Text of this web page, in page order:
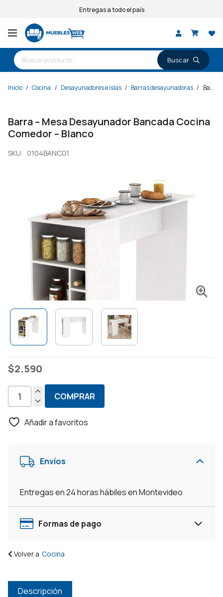
Entregas a todo el país
Búsqueda
de
productos
Inicio / Cocina / Desayunadores e islas / Barras desayunadoras / Barra – Mesa Desayunador Bancada Cocina Comedor – Blanco
Barra – Mesa Desayunador Bancada Cocina
Comedor – Blanco
SKU: 0104BANC01
$2.590
Barra
Mesa
Cocina
Blanco
cantidad
COMPRAR
Añadir a favoritos
Envíos
Entregas en 24 horas hábiles en Montevideo
Formas de pago
Volver a Cocina
Descripción